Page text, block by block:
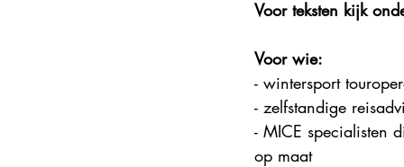
Voor teksten kijk
Voor wie:
- wintersport
- zelfstandige
- MICE specialisten
op maat